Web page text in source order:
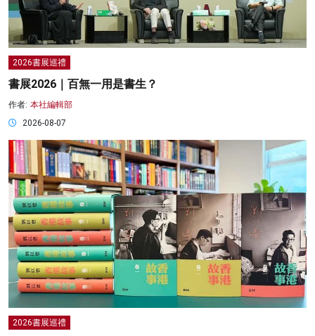
2026書展巡禮
書展2026｜百無一用是書生？
作者: 本社編輯部
2026-08-07
2026書展巡禮